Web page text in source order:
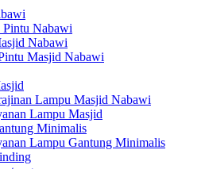
Nabawi
Nabawi
Masjid Nabawi
Lampu Masjid Nabawi
Lampu Masjid
Minimalis
Lampu Gantung Minimalis